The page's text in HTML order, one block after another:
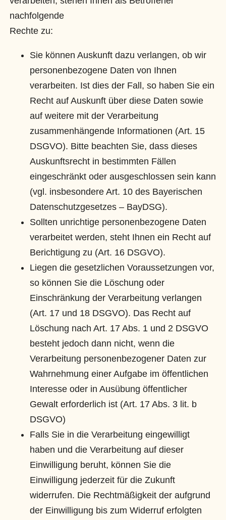
nachfolgende
Rechte zu:
Sie können Auskunft dazu verlangen, ob wir
personenbezogene Daten von Ihnen
verarbeiten. Ist dies der Fall, so haben Sie ein
Recht auf Auskunft über diese Daten sowie
auf weitere mit der Verarbeitung
zusammenhängende Informationen (Art. 15
DSGVO). Bitte beachten Sie, dass dieses
Auskunftsrecht in bestimmten Fällen
eingeschränkt oder ausgeschlossen sein kann
(vgl. insbesondere Art. 10 des Bayerischen
Datenschutzgesetzes – BayDSG).
Sollten unrichtige personenbezogene Daten
verarbeitet werden, steht Ihnen ein Recht auf
Berichtigung zu (Art. 16 DSGVO).
Liegen die gesetzlichen Voraussetzungen vor,
so können Sie die Löschung oder
Einschränkung der Verarbeitung verlangen
(Art. 17 und 18 DSGVO). Das Recht auf
Löschung nach Art. 17 Abs. 1 und 2 DSGVO
besteht jedoch dann nicht, wenn die
Verarbeitung personenbezogener Daten zur
Wahrnehmung einer Aufgabe im öffentlichen
Interesse oder in Ausübung öffentlicher
Gewalt erforderlich ist (Art. 17 Abs. 3 lit. b
DSGVO)
Falls Sie in die Verarbeitung eingewilligt
haben und die Verarbeitung auf dieser
Einwilligung beruht, können Sie die
Einwilligung jederzeit für die Zukunft
widerrufen. Die Rechtmäßigkeit der aufgrund
der Einwilligung bis zum Widerruf erfolgten